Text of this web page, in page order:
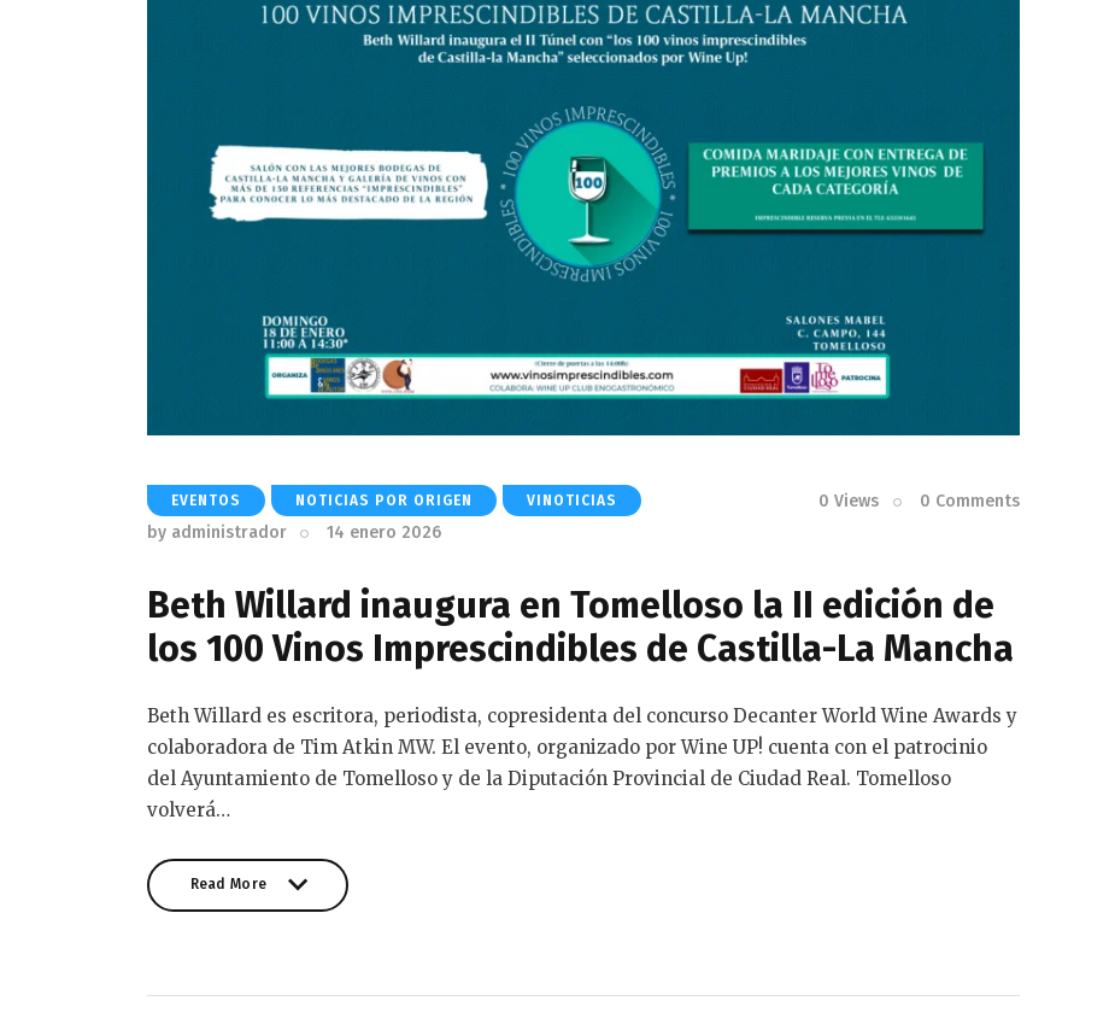
EVENTOS NOTICIAS POR ORIGEN VINOTICIAS
by administrador 14 enero 2026
0 Views 0 Comments
Beth Willard inaugura en Tomelloso la II edición de
los 100 Vinos Imprescindibles de Castilla-La Mancha
Beth Willard es escritora, periodista, copresidenta del concurso Decanter World Wine Awards y
colaboradora de Tim Atkin MW. El evento, organizado por Wine UP! cuenta con el patrocinio
del Ayuntamiento de Tomelloso y de la Diputación Provincial de Ciudad Real. Tomelloso
volverá…
Read More